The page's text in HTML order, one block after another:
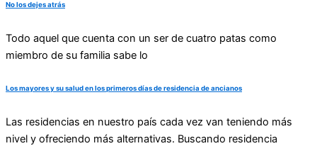
No los dejes atrás
Todo aquel que cuenta con un ser de cuatro patas como
miembro de su familia sabe lo
Los mayores y su salud en los primeros días de residencia de ancianos
Las residencias en nuestro país cada vez van teniendo más
nivel y ofreciendo más alternativas. Buscando residencia